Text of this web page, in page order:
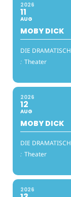
2026
11
AUG
MOBY DICK
DIE
: Theater
2026
12
AUG
MOBY DICK
DIE
: Theater
2026